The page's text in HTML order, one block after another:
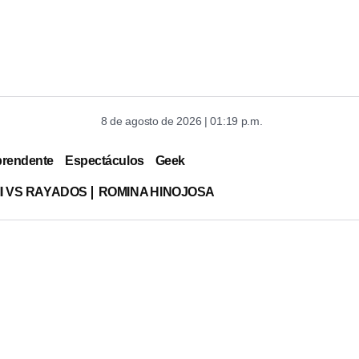
8 de agosto de 2026 | 01:19 p.m.
Espectáculos Geek
VS RAYADOS ROMINA HINOJOSA